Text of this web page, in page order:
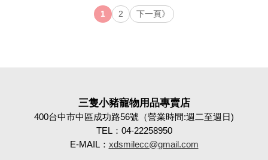
1 2 下一頁》
三隻小豬寵物用品專賣店
400台中市中區成功路56號（營業時間:週二至週日)
TEL：04-22258950
E-MAIL： xdsmilecc@gmail.com